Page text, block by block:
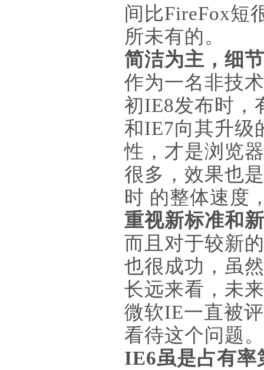
间比FireFox短
所未有的。
简洁为主，细
作为一名非技
初IE8发布时，
和IE7向其升级
性，才是浏览
很多，效果也
时 的整体速度
重视新标准和
而且对于较新
也很成功，虽
长远来看，未
微软IE一直被
看待这个问题。
IE6虽是占有率